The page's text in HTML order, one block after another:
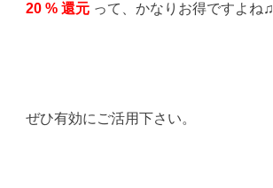
20 % 還元 って、かなりお得ですよね♫
ぜひ有効にご活用下さい。